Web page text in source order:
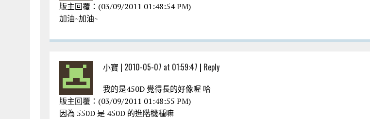
版主回覆：(03/09/2011 01:48:54 PM)
加油~加油~
小寶 | 2010-05-07 at 01:59:47 | Reply
我的是450D 覺得長的好像喔 哈
版主回覆：(03/09/2011 01:48:55 PM)
因為 550D 是 450D 的進階機種嘛